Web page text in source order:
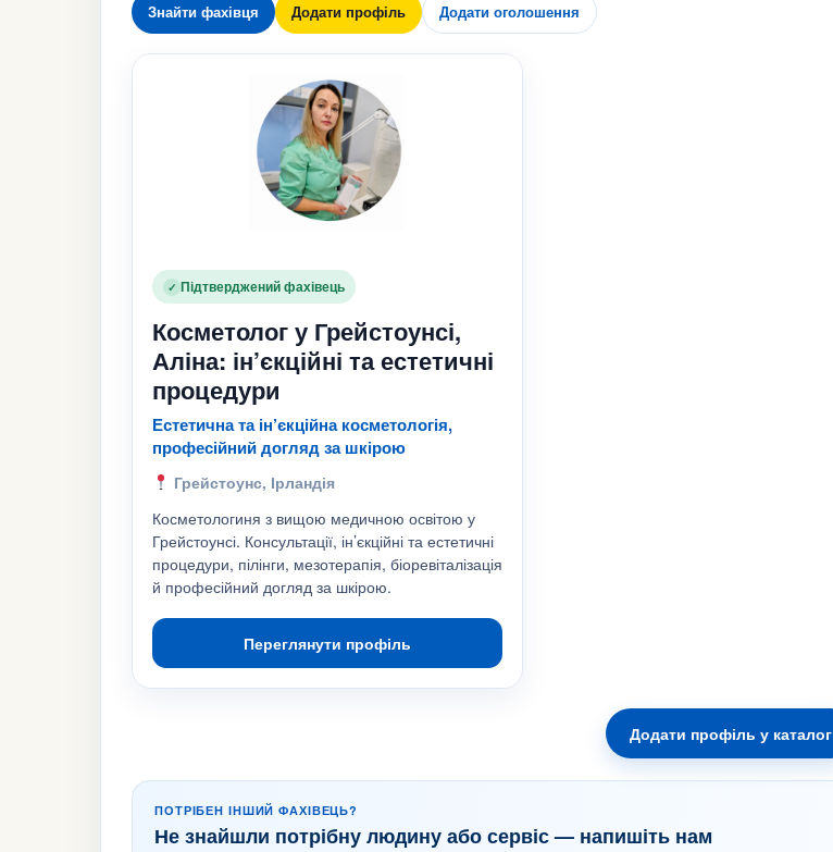
Знайти фахівця Додати профіль Додати оголошення
✓ Підтверджений фахівець
Косметолог у Грейстоунсі,
Аліна: ін’єкційні та естетичні
процедури
Естетична та ін’єкційна косметологія,
професійний догляд за шкірою
Грейстоунс, Ірландія
Косметологиня з вищою медичною освітою у
Грейстоунсі. Консультації, ін’єкційні та естетичні
процедури, пілінги, мезотерапія, біоревіталізація
й професійний догляд за шкірою.
Переглянути профіль
Додати профіль у каталог
ПОТРІБЕН ІНШИЙ ФАХІВЕЦЬ?
Не знайшли потрібну людину або сервіс — напишіть нам